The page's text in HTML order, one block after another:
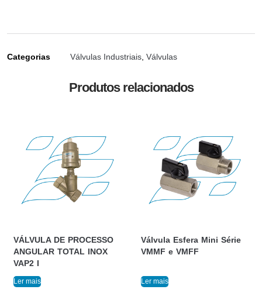
Categorias Válvulas Industriais, Válvulas
Produtos relacionados
VÁLVULA DE PROCESSO
ANGULAR TOTAL INOX
VAP2 I
Ler mais
Válvula Esfera Mini Série
VMMF e VMFF
Ler mais